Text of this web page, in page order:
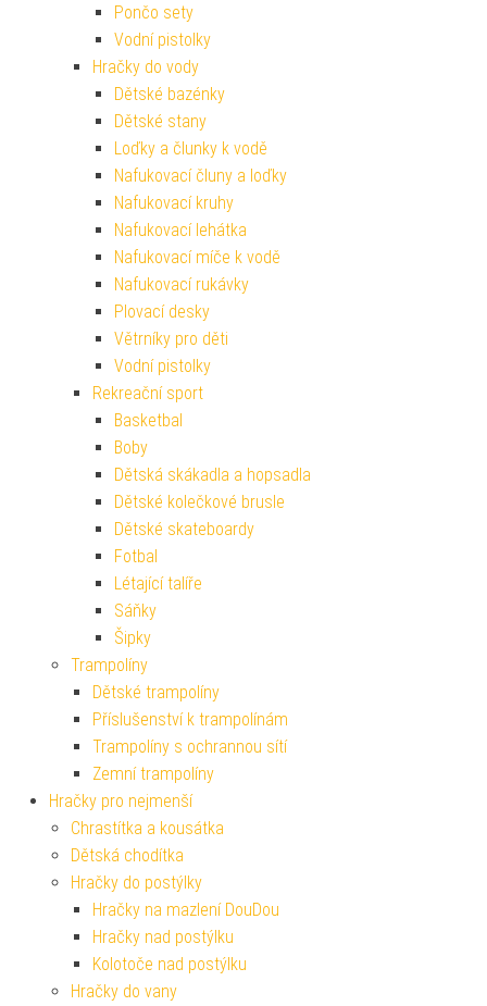
Pončo sety
Vodní pistolky
Hračky do vody
Dětské bazénky
Dětské stany
Loďky a člunky k vodě
Nafukovací čluny a loďky
Nafukovací kruhy
Nafukovací lehátka
Nafukovací míče k vodě
Nafukovací rukávky
Plovací desky
Větrníky pro děti
Vodní pistolky
Rekreační sport
Basketbal
Boby
Dětská skákadla a hopsadla
Dětské kolečkové brusle
Dětské skateboardy
Fotbal
Létající talíře
Sáňky
Šipky
Trampolíny
Dětské trampolíny
Příslušenství k trampolínám
Trampolíny s ochrannou sítí
Zemní trampolíny
Hračky pro nejmenší
Chrastítka a kousátka
Dětská chodítka
Hračky do postýlky
Hračky na mazlení DouDou
Hračky nad postýlku
Kolotoče nad postýlku
Hračky do vany